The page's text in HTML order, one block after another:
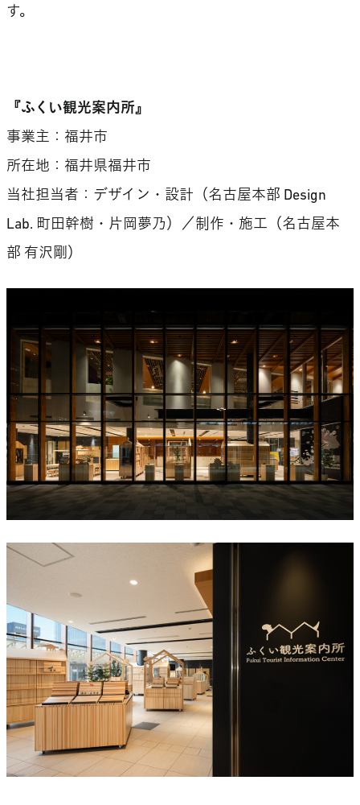
す。
『ふくい観光案内所』
事業主：福井市
所在地：福井県福井市
当社担当者：デザイン・設計（名古屋本部 Design
Lab. 町田幹樹・片岡夢乃）／制作・施工（名古屋本
部 有沢剛）